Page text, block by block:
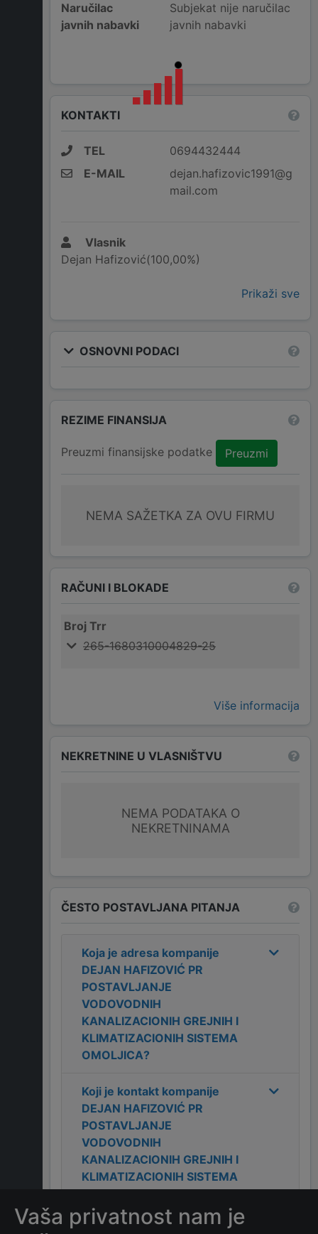
Naručilac
javnih nabavki
Subjekat nije naručilac
javnih nabavki
KONTAKTI
TEL
0694432444
E-MAIL
dejan.hafizovic1991@g
mail.com
Vlasnik
Dejan Hafizović(100,00%)
Prikaži sve
OSNOVNI PODACI
REZIME FINANSIJA
Preuzmi finansijske podatke Preuzmi
NEMA SAŽETKA ZA OVU FIRMU
RAČUNI I BLOKADE
Broj Trr
265-1680310004829-25
Više informacija
NEKRETNINE U VLASNIŠTVU
NEMA PODATAKA O
NEKRETNINAMA
ČESTO POSTAVLJANA PITANJA
Koja je adresa kompanije
DEJAN HAFIZOVIĆ PR
POSTAVLJANJE
VODOVODNIH
KANALIZACIONIH GREJNIH I
KLIMATIZACIONIH SISTEMA
OMOLJICA?
Koji je kontakt kompanije
DEJAN HAFIZOVIĆ PR
POSTAVLJANJE
VODOVODNIH
KANALIZACIONIH GREJNIH I
KLIMATIZACIONIH SISTEMA
OMOLJICA?
Vaša privatnost nam je